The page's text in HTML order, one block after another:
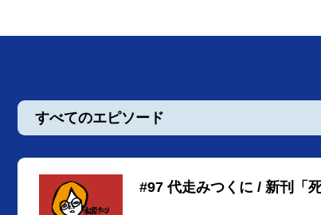
すべてのエピソード
#97 代走みつくに / 新刊「